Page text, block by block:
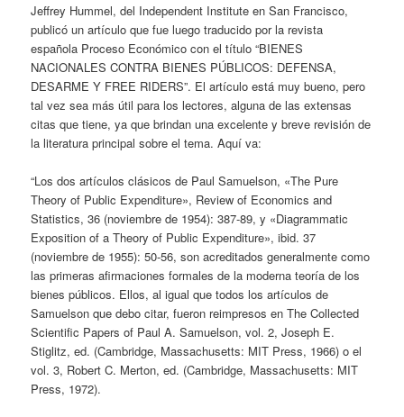
Jeffrey Hummel, del Independent Institute en San Francisco,
publicó un artículo que fue luego traducido por la revista
española Proceso Económico con el título “BIENES
NACIONALES CONTRA BIENES PÚBLICOS: DEFENSA,
DESARME Y FREE RIDERS”. El artículo está muy bueno, pero
tal vez sea más útil para los lectores, alguna de las extensas
citas que tiene, ya que brindan una excelente y breve revisión de
la literatura principal sobre el tema. Aquí va:
“Los dos artículos clásicos de Paul Samuelson, «The Pure
Theory of Public Expenditure», Review of Economics and
Statistics, 36 (noviembre de 1954): 387-89, y «Diagrammatic
Exposition of a Theory of Public Expenditure», ibid. 37
(noviembre de 1955): 50-56, son acreditados generalmente como
las primeras afirmaciones formales de la moderna teoría de los
bienes públicos. Ellos, al igual que todos los artículos de
Samuelson que debo citar, fueron reimpresos en The Collected
Scientific Papers of Paul A. Samuelson, vol. 2, Joseph E.
Stiglitz, ed. (Cambridge, Massachusetts: MIT Press, 1966) o el
vol. 3, Robert C. Merton, ed. (Cambridge, Massachusetts: MIT
Press, 1972).